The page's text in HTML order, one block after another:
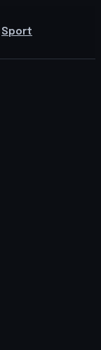
Sport